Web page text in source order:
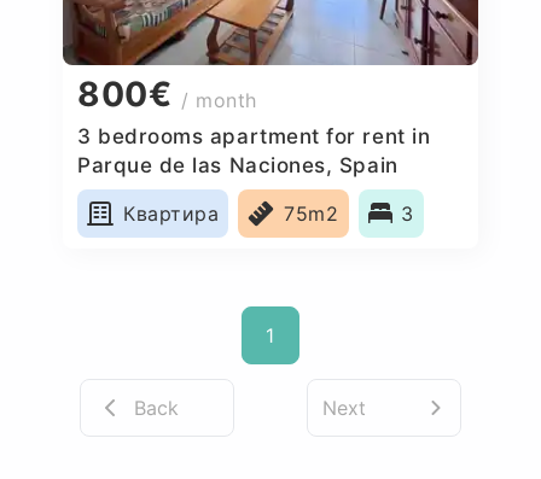
800€ / month
3 bedrooms apartment for rent in
Parque de las Naciones, Spain
Квартира
75m2 3
1
Back Next